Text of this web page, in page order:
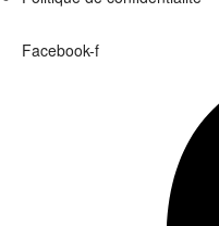
Facebook-f